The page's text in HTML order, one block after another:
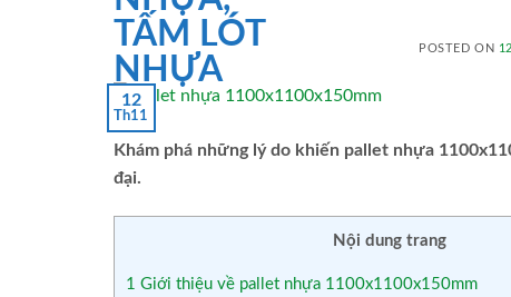
POSTED ON
12
Th11
Khám phá những lý do khiến pallet nhựa
đại.
Nội dung trang
1 Giới thiệu về pallet nhựa 1100x1100x150mm